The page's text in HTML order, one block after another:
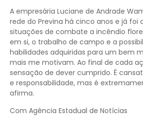
A empresária Luciane de Andrade
rede do Previna há cinco anos e já foi
situações de combate a incêndio
em si, o trabalho de campo e a
habilidades adquiridas para um bem
mais me motivam. Ao final de cada
sensação de dever cumprido. É
e responsabilidade, mas é
afirma.
Com Agência Estadual de Notícias